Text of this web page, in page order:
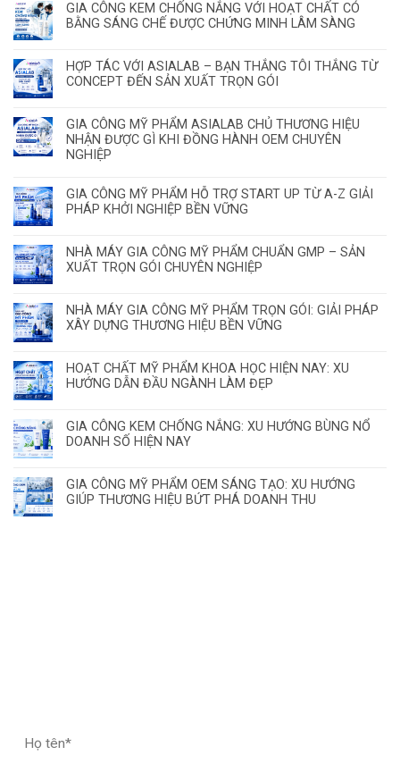
GIA CÔNG KEM CHỐNG NẮNG VỚI HOẠT CHẤT CÓ
BẰNG SÁNG CHẾ ĐƯỢC CHỨNG MINH LÂM SÀNG
HỢP TÁC VỚI ASIALAB – BẠN THẮNG TÔI THẮNG TỪ
CONCEPT ĐẾN SẢN XUẤT TRỌN GÓI
GIA CÔNG MỸ PHẨM ASIALAB CHỦ THƯƠNG HIỆU
NHẬN ĐƯỢC GÌ KHI ĐỒNG HÀNH OEM CHUYÊN
NGHIỆP
GIA CÔNG MỸ PHẨM HỖ TRỢ START UP TỪ A-Z GIẢI
PHÁP KHỞI NGHIỆP BỀN VỮNG
NHÀ MÁY GIA CÔNG MỸ PHẨM CHUẨN GMP – SẢN
XUẤT TRỌN GÓI CHUYÊN NGHIỆP
NHÀ MÁY GIA CÔNG MỸ PHẨM TRỌN GÓI: GIẢI PHÁP
XÂY DỰNG THƯƠNG HIỆU BỀN VỮNG
HOẠT CHẤT MỸ PHẨM KHOA HỌC HIỆN NAY: XU
HƯỚNG DẪN ĐẦU NGÀNH LÀM ĐẸP
GIA CÔNG KEM CHỐNG NẮNG: XU HƯỚNG BÙNG NỔ
DOANH SỐ HIỆN NAY
GIA CÔNG MỸ PHẨM OEM SÁNG TẠO: XU HƯỚNG
GIÚP THƯƠNG HIỆU BỨT PHÁ DOANH THU